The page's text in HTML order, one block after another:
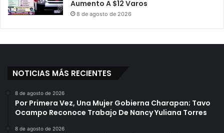
Aumento A $12 Varos
8 de agosto de 2026
NOTICIAS MÁS RECIENTES
8 de agosto de 2026
Por Primera Vez, Una Mujer Gobierna Charapan; Tavo
Ocampo Reconoce Trabajo De Nancy Yuliana Torres
8 de agosto de 2026